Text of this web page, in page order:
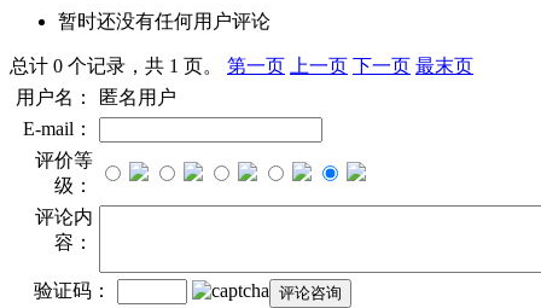
暂时还没有任何用户评论
总计 0 个记录，共 1 页。 第一页 上一页 下一页 最末页
用户名：
匿名用户
E-mail：
评价等
级：
评论内
容：
验证码：